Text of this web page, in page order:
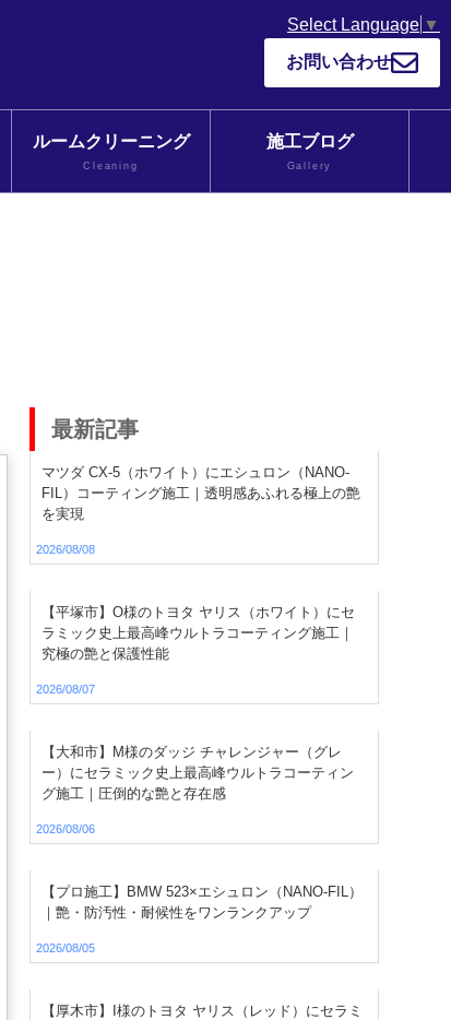
Select Language ▼
お問い合わせ
ルームクリーニング
Cleaning
施工ブログ
Gallery
最新記事
マツダ CX-5（ホワイト）にエシュロン（NANO-
FIL）コーティング施工｜透明感あふれる極上の艶
を実現
2026/08/08
【平塚市】O様のトヨタ ヤリス（ホワイト）にセ
ラミック史上最高峰ウルトラコーティング施工｜
究極の艶と保護性能
2026/08/07
【大和市】M様のダッジ チャレンジャー（グレ
ー）にセラミック史上最高峰ウルトラコーティン
グ施工｜圧倒的な艶と存在感
2026/08/06
【プロ施工】BMW 523×エシュロン（NANO-FIL）
｜艶・防汚性・耐候性をワンランクアップ
2026/08/05
【厚木市】I様のトヨタ ヤリス（レッド）にセラミ